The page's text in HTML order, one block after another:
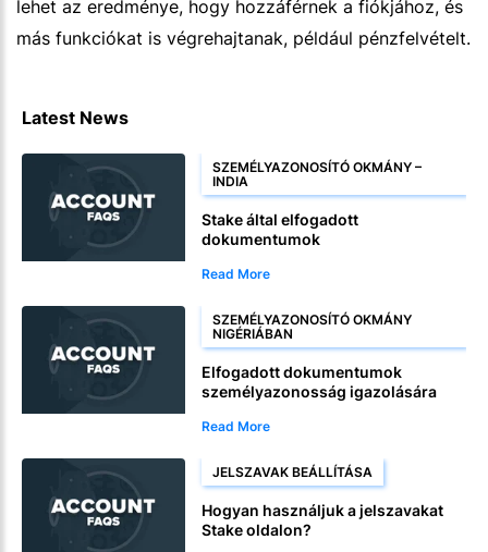
lehet az eredménye, hogy hozzáférnek a fiókjához, és
más funkciókat is végrehajtanak, például pénzfelvételt.
Latest News
SZEMÉLYAZONOSÍTÓ OKMÁNY –
INDIA
Stake által elfogadott
dokumentumok
Indiában
Read More
SZEMÉLYAZONOSÍTÓ OKMÁNY
NIGÉRIÁBAN
Elfogadott dokumentumok
személyazonosság igazolására
számára
Read More
JELSZAVAK BEÁLLÍTÁSA
Hogyan használjuk a jelszavakat
Stake oldalon?